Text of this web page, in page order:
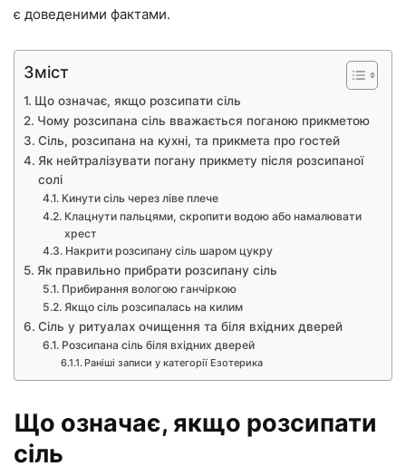
є доведеними фактами.
Зміст
Що означає, якщо розсипати сіль
Чому розсипана сіль вважається поганою прикметою
Сіль, розсипана на кухні, та прикмета про гостей
Як нейтралізувати погану прикмету після розсипаної
солі
Кинути сіль через ліве плече
Клацнути пальцями, скропити водою або намалювати
хрест
Накрити розсипану сіль шаром цукру
Як правильно прибрати розсипану сіль
Прибирання вологою ганчіркою
Якщо сіль розсипалась на килим
Сіль у ритуалах очищення та біля вхідних дверей
Розсипана сіль біля вхідних дверей
Раніші записи у категорії Езотерика
Що означає, якщо розсипати
сіль